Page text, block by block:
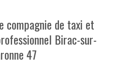
compagnie de taxi et
Birac-sur-
47